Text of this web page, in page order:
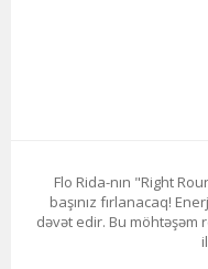
Flo Rida-nın "Right
başınız fırlanacaq!
dəvət edir. Bu